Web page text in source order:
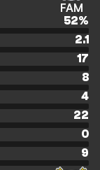
FAM
52%
2.1
17
8
4
22
0
9